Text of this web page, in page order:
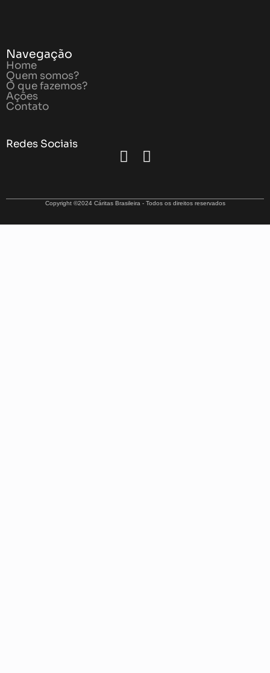
Navegação
Home
Quem somos?
O que fazemos?
Ações
Contato
Redes Sociais
Copyright ©2024 Cáritas Brasileira - Todos os direitos reservados